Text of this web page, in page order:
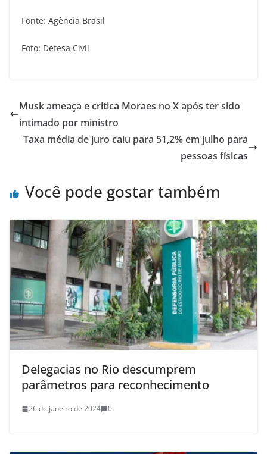
Fonte: Agência Brasil
Foto: Defesa Civil
Musk ameaça e critica Moraes no X após ter sido
intimado por ministro
Taxa média de juro caiu para 51,2% em julho para
pessoas físicas
Você pode gostar também
Delegacias no Rio descumprem
parâmetros para reconhecimento
26 de janeiro de 2024 0